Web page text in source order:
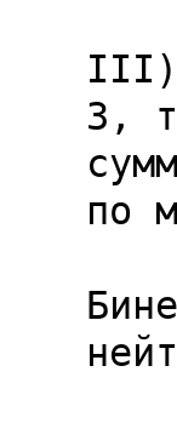
III)
3,
по